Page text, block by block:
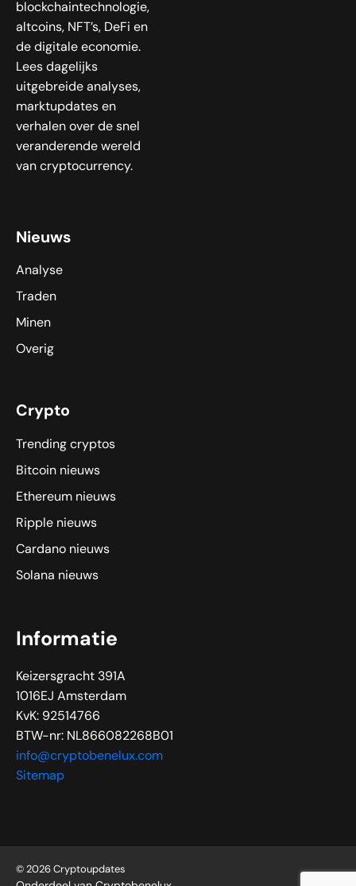
blockchaintechnologie,
altcoins, NFT’s, DeFi en
de digitale economie.
Lees dagelijks
uitgebreide analyses,
marktupdates en
verhalen over de snel
veranderende wereld
van cryptocurrency.
Nieuws
Analyse
Traden
Minen
Overig
Crypto
Trending cryptos
Bitcoin nieuws
Ethereum nieuws
Ripple nieuws
Cardano nieuws
Solana nieuws
Informatie
Keizersgracht 391A
1016EJ Amsterdam
KvK: 92514766
BTW-nr: NL866082268B01
info@cryptobenelux.com
Sitemap
© 2026 Cryptoupdates